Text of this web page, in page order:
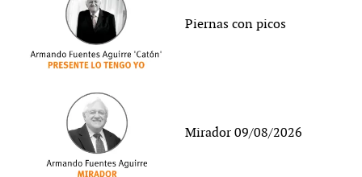
Piernas con picos
Mirador 09/08/2026